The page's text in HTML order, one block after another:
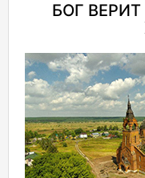
БОГ